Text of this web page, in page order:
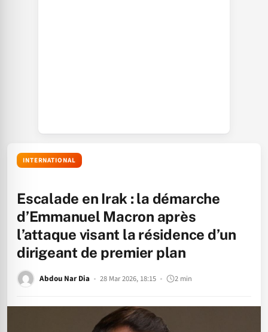
INTERNATIONAL
Escalade en Irak : la démarche
d’Emmanuel Macron après
l’attaque visant la résidence d’un
dirigeant de premier plan
Abdou Nar Dia 28 Mar 2026, 18:15 2 min